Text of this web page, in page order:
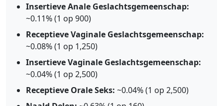
Insertieve Anale Geslachtsgemeenschap:
~0.11% (1 op 900)
Receptieve Vaginale Geslachtsgemeenschap:
~0.08% (1 op 1,250)
Insertieve Vaginale Geslachtsgemeenschap:
~0.04% (1 op 2,500)
Receptieve Orale Seks: ~0.04% (1 op 2,500)